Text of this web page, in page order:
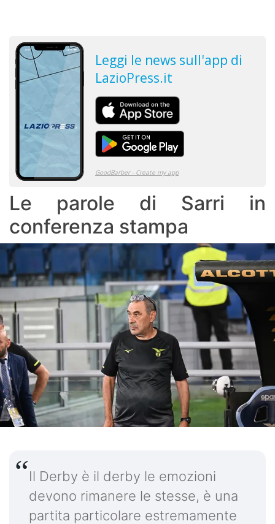
Le parole di Sarri in
conferenza stampa
Il Derby è il derby le emozioni
devono rimanere le stesse, è una
partita particolare estremamente